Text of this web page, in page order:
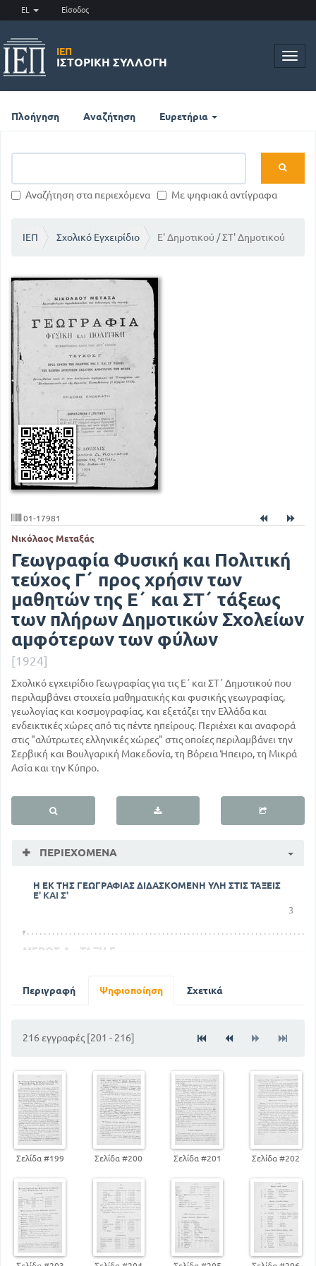
EL Είσοδος
ΙΕΠ
ΙΣΤΟΡΙΚΉ ΣΥΛΛΟΓΉ
Πλοήγηση Αναζήτηση Ευρετήρια
Αναζήτηση στα περιεχόμενα Με ψηφιακά αντίγραφα
ΙΕΠ Σχολικό Εγχειρίδιο Ε' Δημοτικού / ΣΤ' Δημοτικού
01-17981
Νικόλαος Μεταξάς
Γεωγραφία Φυσική και Πολιτική
τεύχος Γ΄ προς χρήσιν των
μαθητών της Ε΄ και ΣΤ΄ τάξεως
των πλήρων Δημοτικών Σχολείων
αμφότερων των φύλων
[1924]
Σχολικό εγχειρίδιο Γεωγραφίας για τις Ε΄ και ΣΤ΄ Δημοτικού που
περιλαμβάνει στοιχεία μαθηματικής και φυσικής γεωγραφίας,
γεωλογίας και κοσμογραφίας, και εξετάζει την Ελλάδα και
ενδεικτικές χώρες από τις πέντε ηπείρους. Περιέχει και αναφορά
στις "αλύτρωτες ελληνικές χώρες" στις οποίες περιλαμβάνει την
Σερβική και Βουλγαρική Μακεδονία, τη Βόρεια Ήπειρο, τη Μικρά
Ασία και την Κύπρο.
ΠΕΡΙΕΧΌΜΕΝΑ
Η ΕΚ ΤΗΣ ΓΕΩΓΡΑΦΙΑΣ ΔΙΔΑΣΚΟΜΕΝΗ ΥΛΗ ΣΤΙΣ ΤΑΞΕΙΣ
Ε' ΚΑΙ Σ'
3
ΜΕΡΟΣ Α - ΤΑΞΗ Ε
ΓΕΝΙΚΗ ΕΠΙΣΚΟΠΗΣΗ ΤΗΣ ΓΗΣ ΑΠΌ ΦΥΣΙΚΗΣ
ΑΠΟΨΕΩΣ ΜΟΝΟ
ΩΚΕΑΝΩΝ
ΓΕΝΙΚΗ ΕΠΙΣΚΟΠΗΣΗ ΤΗΣ ΑΣΙΑΣ
30
ΤΑ ΝΗΣΙΑ ΤΟΥ ΑΙΓΑΙΟΥ - ΚΥΠΡΟΣ
46
ΑΝΑΤ. ΑΣΙΑ. ΣΙΝΙΚΟ ΚΡΑΤΟΣ. ΜΟΡΦΟΛΟΓΙΑ ΤΟΥ
ΕΔΑΦΟΥΣ ΚΤΛ
61
ΤΑ ΝΗΣΙΑ ΤΗΣ ΑΦΡΙΚΗΣ
76
ΜΕΞΙΚΟ - ΚΕΝΤΡΙΚΗ Η ΜΕΣΗ ΑΜΕΡΙΚΗ ΚΛΠ. ΔΥΤΙΚΕΣ
ΙΝΔΙΕΣ
ΜΕΡΟΣ Β - ΤΑΞΗ ΣΤ
ΣΤΟΙΧΕΙΩΔΕΙΣ ΓΝΩΣΕΙΣ ΕΚ ΤΗΣ ΓΕΩΛΟΓΙΑΣ ΚΑΙ
ΚΟΣΜΟΓΡΑΦΙΑΣ ΚΑΙ ΤΗΣ ΜΑΘΗΜΑΤΙΚΗΣ
ΓΕΩΓΡΑΦΙΑΣ
Περιγραφή Ψηφιοποίηση Σχετικά
216 εγγραφές [201 - 216]
Σελίδα #199 Σελίδα #200 Σελίδα #201 Σελίδα #202